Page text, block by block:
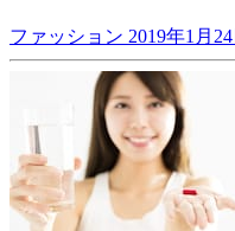
ファッション 2019年1月24